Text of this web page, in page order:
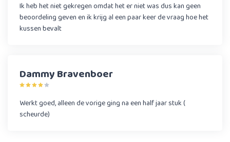
Ik heb het niet gekregen omdat het er niet was dus kan geen
beoordeling geven en ik krijg al een paar keer de vraag hoe het
kussen bevalt
Dammy Bravenboer
Werkt goed, alleen de vorige ging na een half jaar stuk (
scheurde)